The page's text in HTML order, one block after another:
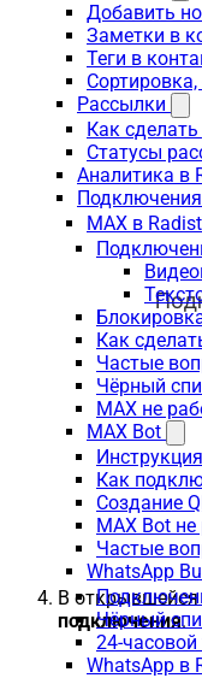
Добавить
Заметки в
Теги в
Рассылки
Как
Статусы
Аналитика в
Подключения
MAX в
Как
Частые
Чёрный
MAX не
MAX Bot
Как
Создание
MAX Bot
Частые
WhatsApp
Чёрный
24-
WhatsApp в
В
подключения.